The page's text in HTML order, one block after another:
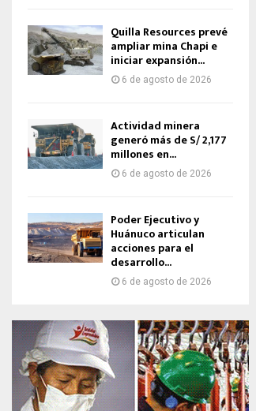
Quilla Resources prevé
ampliar mina Chapi e
iniciar expansión...
6 de agosto de 2026
Actividad minera
generó más de S/ 2,177
millones en...
6 de agosto de 2026
Poder Ejecutivo y
Huánuco articulan
acciones para el
desarrollo...
6 de agosto de 2026